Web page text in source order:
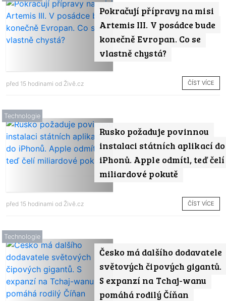
Pokračují přípravy na misi
Artemis III. V posádce bude
konečně Evropan. Co se
vlastně chystá?
před 15 hodinami od Živě.cz ČÍST VÍCE
Rusko požaduje povinnou
instalaci státních aplikací do
iPhonů. Apple odmítl, teď čelí
miliardové pokutě
Technologie
před 15 hodinami od Živě.cz ČÍST VÍCE
Česko má dalšího dodavatele
světových čipových gigantů.
S expanzí na Tchaj-wanu
pomáhá rodilý Číňan
Technologie